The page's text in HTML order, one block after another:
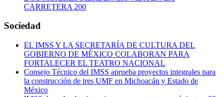
CARRETERA 200
Sociedad
EL IMSS Y LA SECRETARÍA DE CULTURA DEL
GOBIERNO DE MÉXICO COLABORAN PARA
FORTALECER EL TEATRO NACIONAL
Consejo Técnico del IMSS aprueba proyectos integrales para
la construcción de tres UMF en Michoacán y Estado de
México